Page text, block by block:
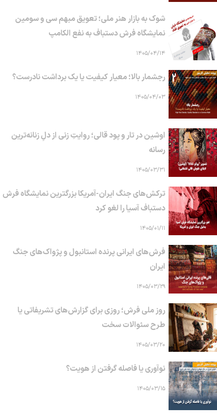
شوک به بازار هنر ملی؛ تعویق مبهم سی و سومین
نمایشگاه فرش دستباف به نفع الکامپ
۱۴۰۵/۰۴/۱۴
رجشمار بالا؛ معیار کیفیت یا یک برداشت نادرست؟
۱۴۰۵/۰۴/۰۳
اوشین در تار و پود قالی؛ روایتِ زنی از دلِ زنانه‌ترین
رسانه
۱۴۰۵/۰۳/۳۱
ترکش‌های جنگ ایران-آمریکا بزرگترین نمایشگاه فرش
دستباف آسیا را لغو کرد
۱۴۰۵/۰۱/۱۱
فرش‌های ایرانی پرنده استانبول و پژواک‌های جنگ
ایران
۱۴۰۵/۰۳/۲۹
روز ملی فرش؛ روزی برای گزارش‌های تشریفاتی یا
طرح سئوالات سخت
۱۴۰۵/۰۳/۲۰
نوآوری یا فاصله گرفتن از هویت؟
۱۴۰۵/۰۳/۱۵